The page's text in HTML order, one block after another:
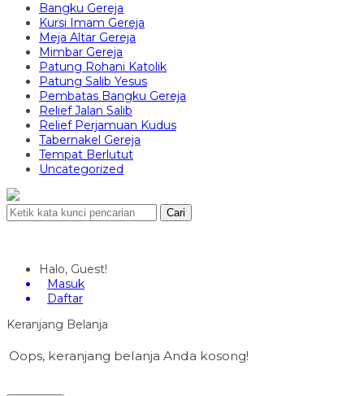
Bangku Gereja
Kursi Imam Gereja
Meja Altar Gereja
Mimbar Gereja
Patung Rohani Katolik
Patung Salib Yesus
Pembatas Bangku Gereja
Relief Jalan Salib
Relief Perjamuan Kudus
Tabernakel Gereja
Tempat Berlutut
Uncategorized
Cari
Halo, Guest!
Masuk
Daftar
Keranjang Belanja
Oops, keranjang belanja Anda kosong!